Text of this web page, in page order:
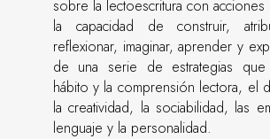
sobre la lectoescritura con acciones
la capacidad de construir,
reflexionar, imaginar, aprender y
de una serie de estrategias
hábito y la comprensión lectora, el
la creatividad, la sociabilidad, las
lenguaje y la personalidad.